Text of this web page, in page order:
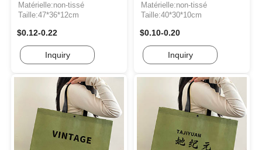
Matérielle:non-tissé
Taille:47*36*12cm
$0.12-0.22
Inquiry
Matérielle:non-tissé
Taille:40*30*10cm
$0.10-0.20
Inquiry